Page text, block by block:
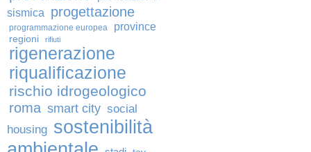
sismica
progettazione
programmazione europea province
regioni rifiuti
rigenerazione
riqualificazione
rischio idrogeologico
roma smart city social
housing sostenibilità